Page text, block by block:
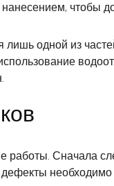
чтобы
одной из
Сначала
необходимо